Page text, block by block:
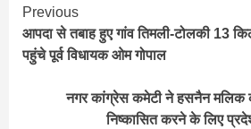
Continue
Reading
Previous
आपदा से तबाह हुए गांव तिमली-टोलकी 13
पहुंचे पूर्व विधायक ओम गोपाल
नगर कांग्रेस कमेटी ने हसनैन मलिक
निष्कासित करने के लिए